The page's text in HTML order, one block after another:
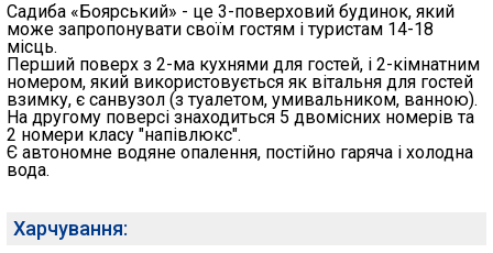
Садиба «Боярський» - це 3-поверховий будинок, який
може запропонувати своїм гостям і туристам 14-18
місць.
Перший поверх з 2-ма кухнями для гостей, і 2-кімнатним
номером, який використовується як вітальня для гостей
взимку, є санвузол (з туалетом, умивальником, ванною).
На другому поверсі знаходиться 5 двомісних номерів та
2 номери класу "напівлюкс".
Є автономне водяне опалення, постійно гаряча і холодна
вода.
Харчування: